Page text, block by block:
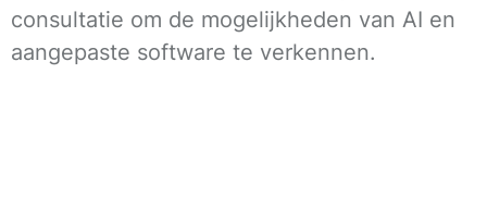
consultatie om de mogelijkheden van AI en
aangepaste software te verkennen.